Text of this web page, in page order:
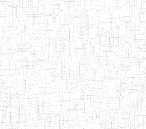
28/12/2007 ENIEG Privé
28/08/2009 ENIEG Privé